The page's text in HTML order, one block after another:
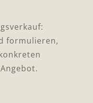
formulieren,